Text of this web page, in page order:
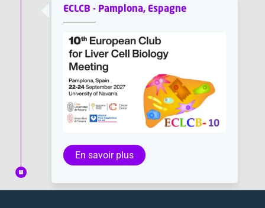
ECLCB - Pamplona, Espagne
En savoir plus